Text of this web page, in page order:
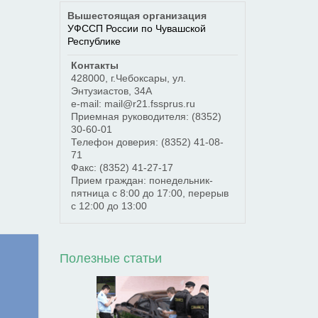
Вышестоящая организация
УФССП России по Чувашской
Республике
Контакты
428000, г.Чебоксары ул.
Энтузиастов, 34А
e-mail: mail@r21.fssprus.ru
Приемная руководителя: (8352)
30-60-01
Телефон доверия: (8352) 41-08-
71
Факс: (8352) 41-27-17
Прием граждан: понедельник-
пятница с 8:00 до 17:00, перерыв
с 12:00 до 13:00
Полезные статьи